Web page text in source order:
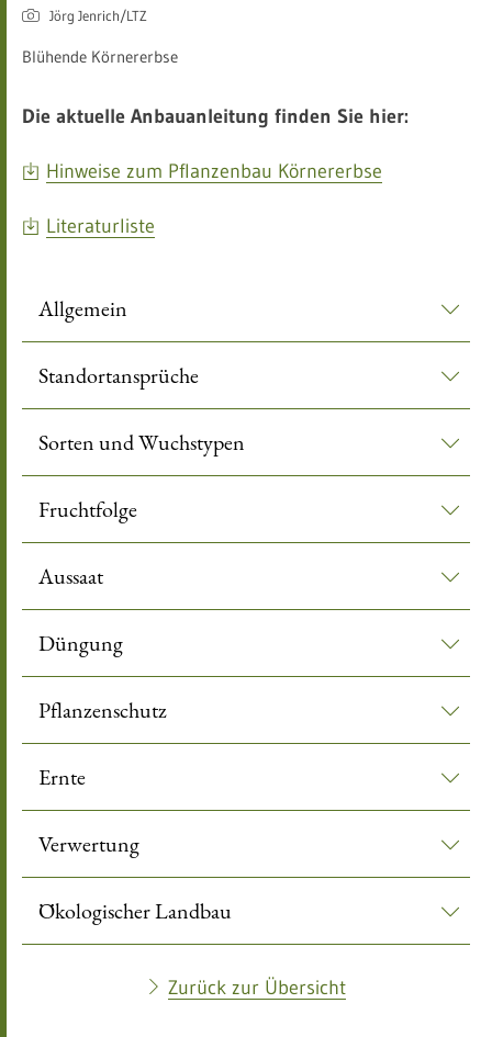
Jörg Jenrich/LTZ
Blühende Körnererbse
Die aktuelle Anbauanleitung finden Sie hier:
Hinweise zum Pflanzenbau Körnererbse
Literaturliste
Allgemein
Standortansprüche
Sorten und Wuchstypen
Fruchtfolge
Aussaat
Düngung
Pflanzenschutz
Ernte
Verwertung
Ökologischer Landbau
Zurück zur Übersicht